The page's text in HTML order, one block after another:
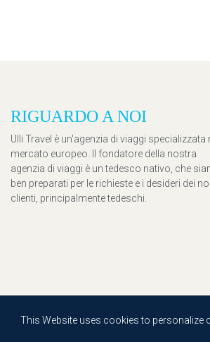
This Website uses cookies to personalize
RIGUARDO A NOI
Ulli Travel è un'agenzia di viaggi specializzata
mercato europeo. Il fondatore della nostra
agenzia di viaggi è un tedesco nativo, che
ben preparati per le richieste e i desideri dei
clienti, principalmente tedeschi.
Copyright © 2020, Ullitravel |Sitemap|